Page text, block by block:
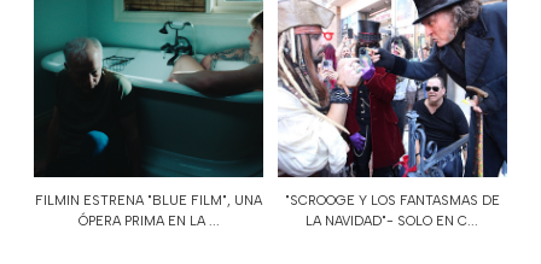
FILMIN ESTRENA "BLUE FILM", UNA
ÓPERA PRIMA EN LA ...
"SCROOGE Y LOS FANTASMAS DE
LA NAVIDAD"- SOLO EN C...